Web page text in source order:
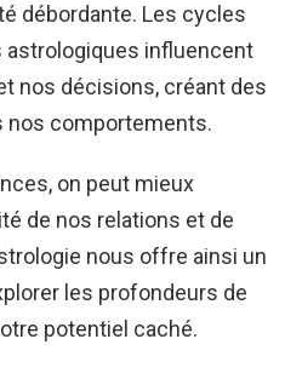
débordante. Les cycles
influencent
nos décisions, créant des
nos comportements.
on peut mieux
de nos relations et de
nous offre ainsi un
les profondeurs de
potentiel caché.